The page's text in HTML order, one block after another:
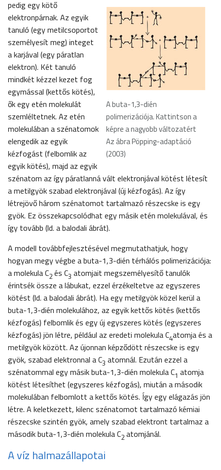
A buta-1,3-dién
polimerizációja. Kattintson a
képre a nagyobb változatért
Az ábra Pöpping-adaptáció
(2003)
pedig egy kötő
elektronpárnak. Az egyik
tanuló (egy metilcsoportot
személyesít meg) integet
a karjával (egy páratlan
elektron). Két tanuló
mindkét kézzel kezet fog
egymással (kettős kötés),
ők egy etén molekulát
szemléltetnek. Az etén
molekulában a szénatomok
elengedik az egyik
kézfogást (felbomlik az
egyik kötés), majd az egyik
szénatom az így páratlanná vált elektronjával kötést létesít
a metilgyök szabad elektronjával (új kézfogás). Az így
létrejövő három szénatomot tartalmazó részecske is egy
gyök. Ez összekapcsolódhat egy másik etén molekulával, és
így tovább (ld. a balodali ábrát).
A modell továbbfejlesztésével megmutathatjuk, hogy
hogyan megy végbe a buta-1,3-dién térhálós polimerizációja:
a molekula C2 és C3 atomjait megszemélyesítő tanulók
érintsék össze a lábukat, ezzel érzékeltetve az egyszeres
kötést (ld. a balodali ábrát). Ha egy metilgyök közel kerül a
buta-1,3-dién molekulához, az egyik kettős kötés (kettős
kézfogás) felbomlik és egy új egyszeres kötés (egyszeres
kézfogás) jön létre, például az eredeti molekula C4atomja és a
metilgyök között. Az újonnan képződött részecske is egy
gyök, szabad elektronnal a C3 atomnál. Ezután ezzel a
szénatommal egy másik buta-1,3-dién molekula C1 atomja
kötést létesíthet (egyszeres kézfogás), miután a második
molekulában felbomlott a kettős kötés. Így egy elágazás jön
létre. A keletkezett, kilenc szénatomot tartalmazó kémiai
részecske szintén gyök, amely szabad elektront tartalmaz a
második buta-1,3-dién molekula C2 atomjánál.
A víz halmazállapotai